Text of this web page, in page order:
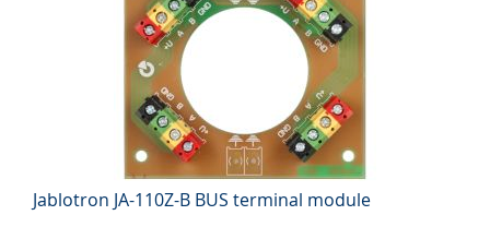
Jablotron JA-110Z-B BUS terminal module